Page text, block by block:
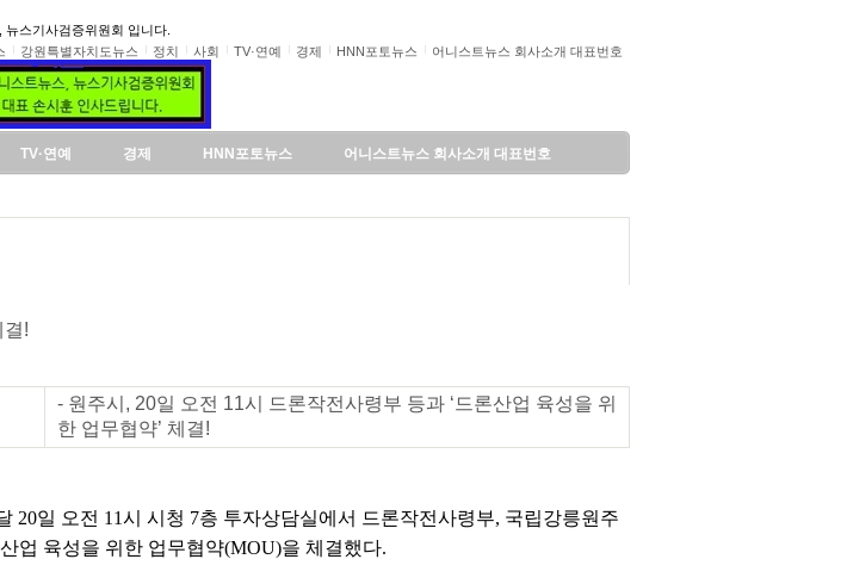
뉴스기사검증위원회 입니다.
강원특별자치도뉴스 정치 사회 TV·연예 경제 HNN포토뉴스 어니스트뉴스 회사소개 대표번호
TV·연예 경제 HNN포토뉴스 어니스트뉴스 회사소개 대표번호
결!
- 원주시, 20일 오전 11시 드론작전사령부 등과 ‘드론산업 육성을 위
한 업무협약’ 체결!
일 오전 11시 시청 7층 투자상담실에서 드론작전사령부, 국립강릉원주
업 육성을 위한 업무협약(MOU)을 체결했다.